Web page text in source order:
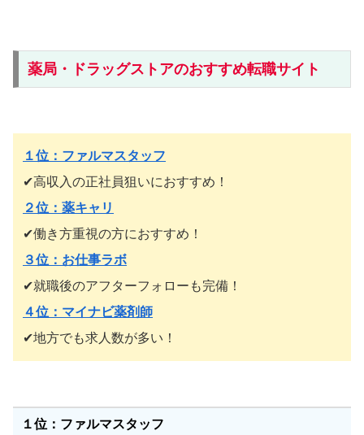
薬局・ドラッグストアのおすすめ転職サイト
１位：ファルマスタッフ
✔︎高収入の正社員狙いにおすすめ！
２位：薬キャリ
✔︎働き方重視の方におすすめ！
３位：お仕事ラボ
✔︎就職後のアフターフォローも完備！
４位：マイナビ薬剤師
✔︎地方でも求人数が多い！
１位：ファルマスタッフ